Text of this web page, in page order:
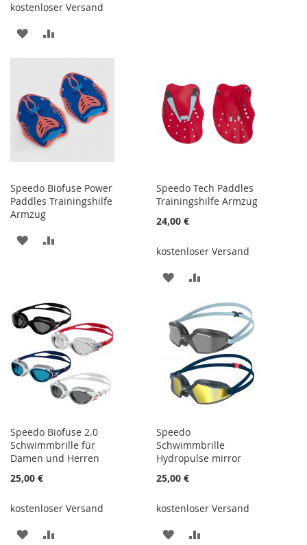
kostenloser Versand
ZUR
WUNSCHLISTE
HINZUFÜGEN
VERGLEICHSLISTE
HINZUFÜGEN
Speedo Biofuse Power
Paddles Trainingshilfe
Armzug
ZUR
Speedo Tech Paddles
Trainingshilfe Armzug
24,00 €
kostenloser Versand
ZUR
WUNSCHLISTE
HINZUFÜGEN
VERGLEICHSLISTE
HINZUFÜGEN
Speedo Biofuse 2.0
Schwimmbrille für
Damen und Herren
25,00 €
kostenloser Versand
ZUR
Speedo
Schwimmbrille
Hydropulse mirror
25,00 €
kostenloser Versand
ZUR